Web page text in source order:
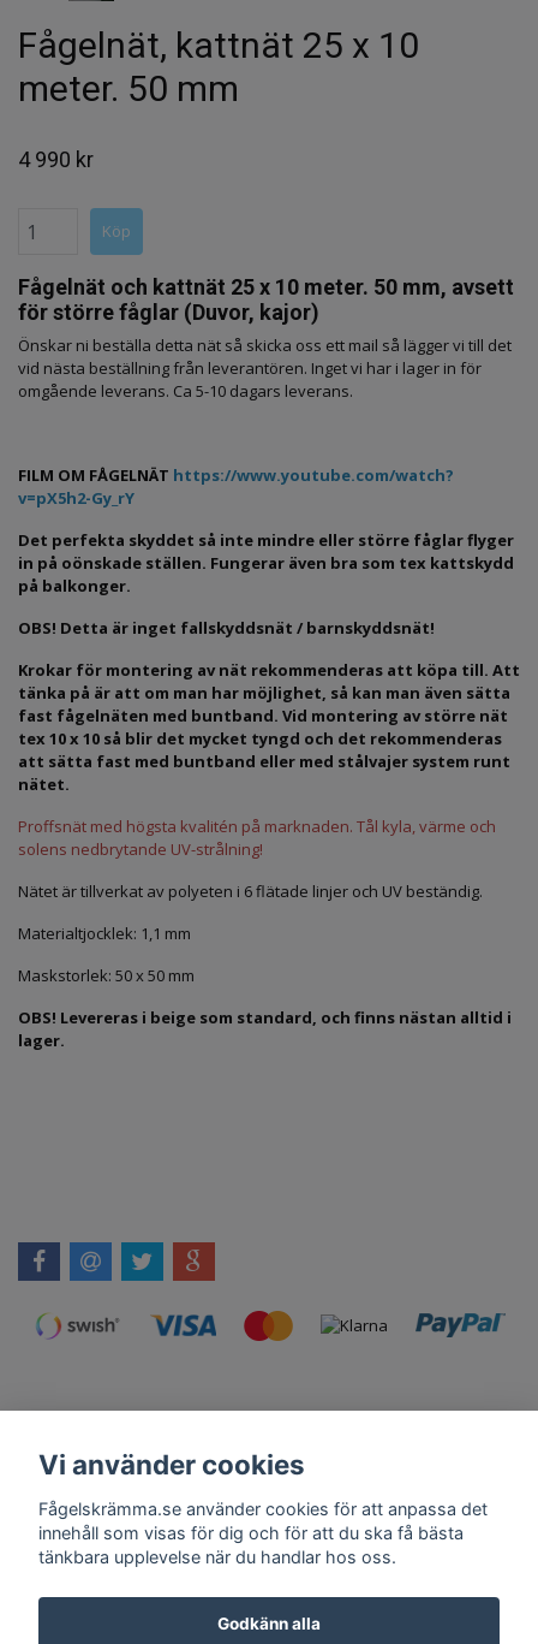
Fågelnät, kattnät 25 x 10
meter. 50 mm
4 990 kr
Fågelnät och kattnät 25 x 10 meter. 50 mm, avsett
för större fåglar (Duvor, kajor)
Önskar ni beställa detta nät så skicka oss ett mail så lägger vi till det
vid nästa beställning från leverantören. Inget vi har i lager in för
omgående leverans. Ca 5-10 dagars leverans.
FILM OM FÅGELNÄT https://www.youtube.com/watch?
v=pX5h2-Gy_rY
Det perfekta skyddet så inte mindre eller större fåglar flyger
in på oönskade ställen. Fungerar även bra som tex kattskydd
på balkonger.
OBS! Detta är inget fallskyddsnät / barnskyddsnät!
Krokar för montering av nät rekommenderas att köpa till. Att
tänka på är att om man har möjlighet, så kan man även sätta
fast fågelnäten med buntband. Vid montering av större nät
tex 10 x 10 så blir det mycket tyngd och det rekommenderas
att sätta fast med buntband eller med stålvajer system runt
nätet.
Proffsnät med högsta kvalitén på marknaden. Tål kyla, värme och
solens nedbrytande UV-strålning!
Nätet är tillverkat av polyeten i 6 flätade linjer och UV beständig.
Materialtjocklek: 1,1 mm
Maskstorlek: 50 x 50 mm
OBS! Levereras i beige som standard, och finns nästan alltid i
lager.
Kontakt Om Oss Köpvillkor Skadedjursprodukter.se
Tilahome.se
Få vårt nyhetsbrev
Vi använder cookies
Fågelskrämma.se använder cookies för att anpassa det
innehåll som visas för dig och för att du ska få bästa
tänkbara upplevelse när du handlar hos oss.
Godkänn alla